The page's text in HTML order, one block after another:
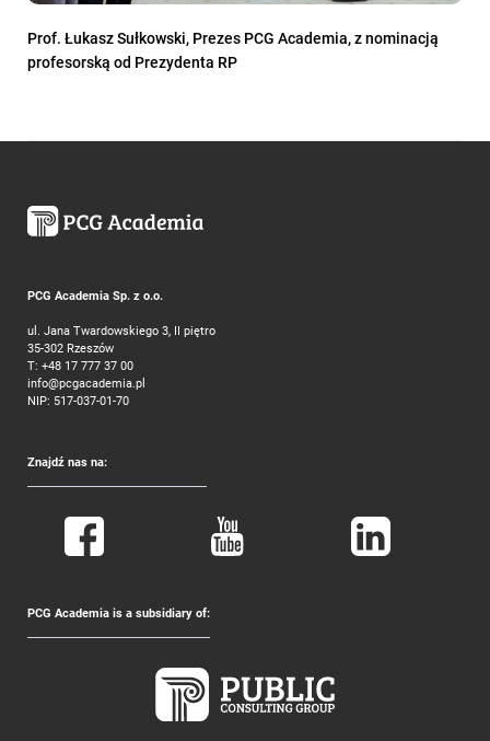
Prof. Łukasz Sułkowski, Prezes PCG Academia, z nominacją
profesorską od Prezydenta RP
PCG Academia Sp. z o.o.
ul. Jana Twardowskiego 3, II piętro
35-302 Rzeszów
T: +48 17 777 37 00
info@pcgacademia.pl
NIP: 517-037-01-70
Znajdź nas na:
PCG Academia is a subsidiary of: